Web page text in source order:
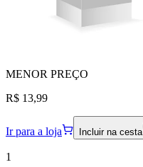
MENOR PREÇO
R$ 13,99
Ir para a loja Incluir na cesta
1